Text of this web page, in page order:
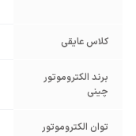
کلاس عایقی
برند الکتروموتور
چینی
توان الکتروموتور